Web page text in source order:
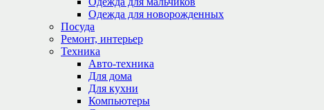
Одежда для новорожденных
Посуда
Ремонт, интерьер
Техника
Авто-техника
Для дома
Для кухни
Компьютеры